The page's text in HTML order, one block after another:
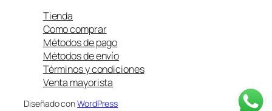
Tienda
Como comprar
Métodos de pago
Métodos de envío
Términos y condiciones
Venta mayorista
Diseñado conWordPress